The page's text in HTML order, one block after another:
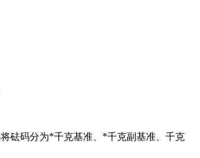
砝码分为*千克基准、*千克副基准、千克